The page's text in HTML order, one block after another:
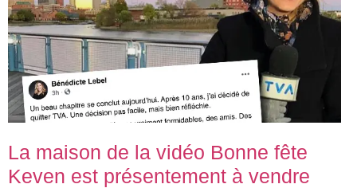
La maison de la vidéo Bonne fête
Keven est présentement à vendre